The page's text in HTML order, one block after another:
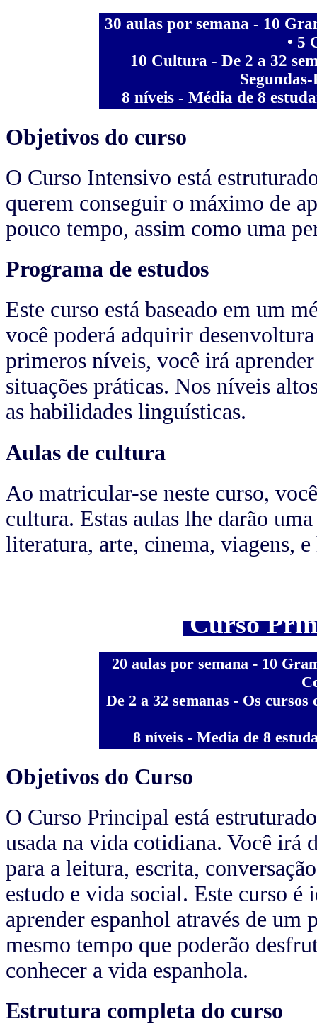
30 aulas por semana - 10
• 5
10 Cultura - De 2 a 32
8 níveis - Média de 8
Objetivos do curso
O Curso Intensivo está
querem conseguir o máximo de
pouco tempo, assim como uma
Programa de estudos
Este curso está baseado em um
você poderá adquirir
primeros níveis, você irá
situações práticas. Nos níveis
as habilidades linguísticas.
Aulas de cultura
Ao matricular-se neste curso,
cultura. Estas aulas lhe darão
literatura, arte, cinema, viagens,
Curso
20 aulas por semana - 10
De 2 a 32 semanas - Os
8 níveis - Media de 8
Objetivos do Curso
O Curso Principal está
usada na vida cotidiana. Você irá
para a leitura, escrita,
estudo e vida social. Este curso é
aprender espanhol através de um
mesmo tempo que poderão
conhecer a vida espanhola.
Estrutura completa do curso